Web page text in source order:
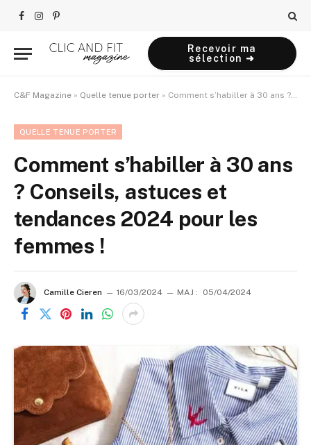
Facebook
Instagram
Pinterest
Recevoir ma
sélection ➜
C&F Magazine » Quelle tenue porter » Comment s’habiller à 30 ans ? Conseils, astuces et tendances 2024 pour les femmes !
QUELLE TENUE PORTER
Comment s’habiller à 30 ans
? Conseils, astuces et
tendances 2024 pour les
femmes !
Camille Cieren 16/03/2024 MAJ : 05/04/2024